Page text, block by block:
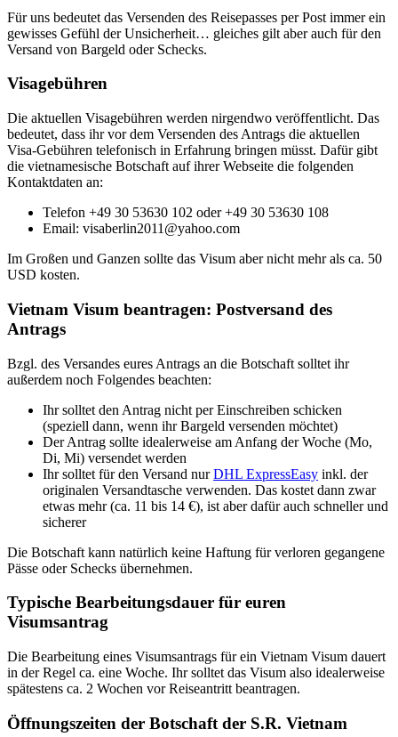
Für uns bedeutet das Versenden des Reisepasses per Post immer ein
gewisses Gefühl der Unsicherheit… gleiches gilt aber auch für den
Versand von Bargeld oder Schecks.
Visagebühren
Die aktuellen Visagebühren werden nirgendwo veröffentlicht. Das
bedeutet, dass ihr vor dem Versenden des Antrags die aktuellen
Visa-Gebühren telefonisch in Erfahrung bringen müsst. Dafür gibt
die vietnamesische Botschaft auf ihrer Webseite die folgenden
Kontaktdaten an:
Telefon +49 30 53630 102 oder +49 30 53630 108
Email: visaberlin2011@yahoo.com
Im Großen und Ganzen sollte das Visum aber nicht mehr als ca. 50
USD kosten.
Vietnam Visum beantragen: Postversand des
Antrags
Bzgl. des Versandes eures Antrags an die Botschaft solltet ihr
außerdem noch Folgendes beachten:
Ihr solltet den Antrag nicht per Einschreiben schicken
(speziell dann, wenn ihr Bargeld versenden möchtet)
Der Antrag sollte idealerweise am Anfang der Woche (Mo,
Di, Mi) versendet werden
Ihr solltet für den Versand nurDHL ExpressEasy inkl. der
originalen Versandtasche verwenden. Das kostet dann zwar
etwas mehr (ca. 11 bis 14 €), ist aber dafür auch schneller und
sicherer
Die Botschaft kann natürlich keine Haftung für verloren gegangene
Pässe oder Schecks übernehmen.
Typische Bearbeitungsdauer für euren
Visumsantrag
Die Bearbeitung eines Visumsantrags für ein Vietnam Visum dauert
in der Regel ca. eine Woche. Ihr solltet das Visum also idealerweise
spätestens ca. 2 Wochen vor Reiseantritt beantragen.
Öffnungszeiten der Botschaft der S.R. Vietnam